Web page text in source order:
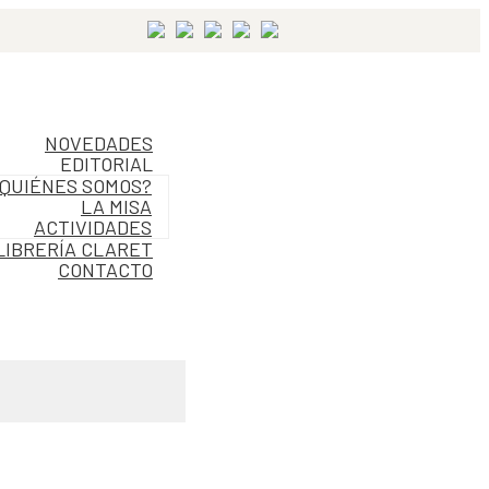
NOVEDADES
EDITORIAL
SOMOS?
LA MISA
ACTIVIDADES
CLARET
CONTACTO